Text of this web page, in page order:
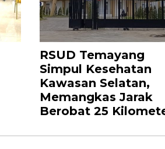
RSUD Temayang
Simpul Kesehatan
Kawasan Selatan,
Memangkas Jarak
Berobat 25